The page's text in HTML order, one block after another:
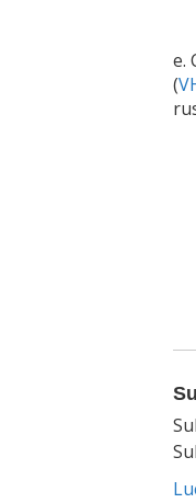
e.
(